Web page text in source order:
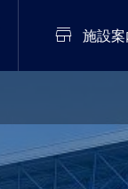
 施設案